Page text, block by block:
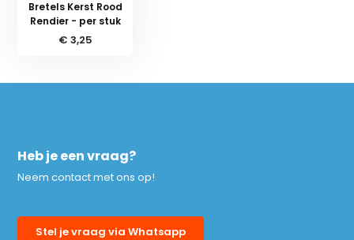
Bretels Kerst Rood
Rendier - per stuk
€ 3,25
Heb je een vraag?
Neem contact met ons op!
Stel je vraag via Whatsapp